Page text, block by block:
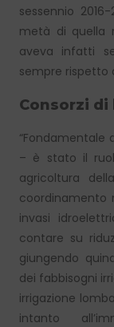
sessennio
metà di quella
aveva infatti
sempre rispetto
Consorzi di
“Fondamentale
– è stato il
agricoltura
coordinamento
invasi
contare su
giungendo
dei fabbisogni
irrigazione
intanto